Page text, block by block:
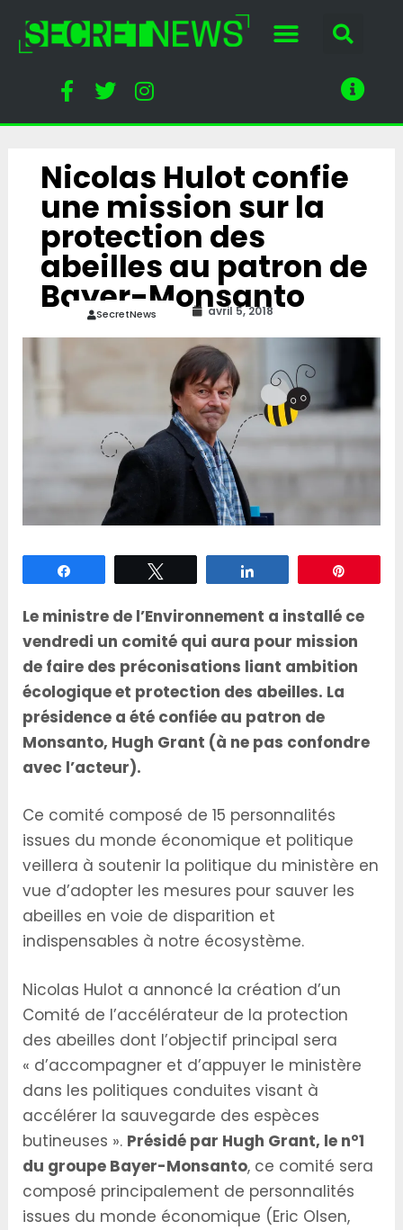
Nicolas Hulot confie
une mission sur la
protection des
abeilles au patron de
Bayer-Monsanto
SecretNews avril 5, 2018
Le ministre de l’Environnement a installé ce
vendredi un comité qui aura pour mission
de faire des préconisations liant ambition
écologique et protection des abeilles. La
présidence a été confiée au patron de
Monsanto, Hugh Grant (à ne pas confondre
avec l’acteur).
Ce comité composé de 15 personnalités
issues du monde économique et politique
veillera à soutenir la politique du ministère en
vue d’adopter les mesures pour sauver les
abeilles en voie de disparition et
indispensables à notre écosystème.
Nicolas Hulot a annoncé la création d’un
Comité de l’accélérateur de la protection
des abeilles dont l’objectif principal sera
« d’accompagner et d’appuyer le ministère
dans les politiques conduites visant à
accélérer la sauvegarde des espèces
butineuses ». Présidé par Hugh Grant, le n°1
du groupe Bayer-Monsanto, ce comité sera
composé principalement de personnalités
issues du monde économique (Eric Olsen,